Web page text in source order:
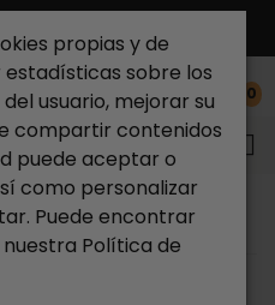
0
de piel mujer
propias y de
sobre los
usuario, mejorar su
compartir contenidos
puede aceptar o
como personalizar
Puede encontrar
Política de